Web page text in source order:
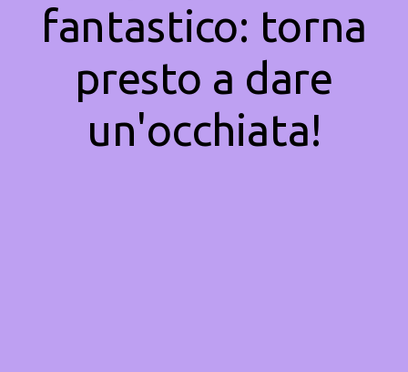
fantastico: torna
presto a dare
un'occhiata!